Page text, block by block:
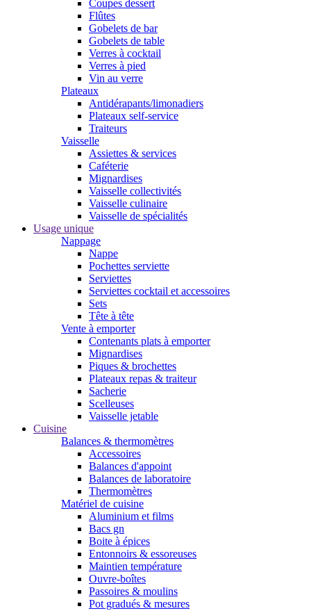
Coupes dessert
Flûtes
Gobelets de bar
Gobelets de table
Verres à cocktail
Verres à pied
Vin au verre
Plateaux
Antidérapants/limonadiers
Plateaux self-service
Traiteurs
Vaisselle
Assiettes & services
Caféterie
Mignardises
Vaisselle collectivités
Vaisselle culinaire
Vaisselle de spécialités
Usage unique
Nappage
Nappe
Pochettes serviette
Serviettes
Serviettes cocktail et accessoires
Sets
Tête à tête
Vente à emporter
Contenants plats à emporter
Mignardises
Piques & brochettes
Plateaux repas & traiteur
Sacherie
Scelleuses
Vaisselle jetable
Cuisine
Balances & thermomètres
Accessoires
Balances d'appoint
Balances de laboratoire
Thermomètres
Matériel de cuisine
Aluminium et films
Bacs gn
Boite à épices
Entonnoirs & essoreuses
Maintien température
Ouvre-boîtes
Passoires & moulins
Pot gradués & mesures